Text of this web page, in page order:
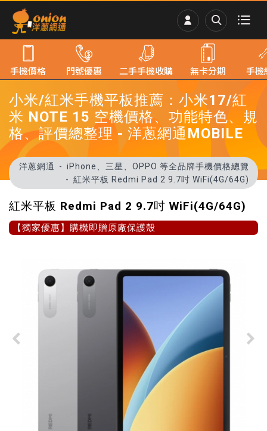
小米/紅米手機平板推薦：小米17/紅
米 NOTE 15 空機價格、功能特色、規
格、評價總整理 - 洋蔥網通MOBILE
洋蔥網通
iPhone、三星、OPPO 等全品牌手機價格總覽
紅米平板 Redmi Pad 2 9.7吋 WiFi(4G/64G)
紅米平板 Redmi Pad 2 9.7吋 WiFi(4G/64G)
【獨家優惠】購機即贈原廠保護殼
手機價格 門號優惠 二手手機收購 無卡分期 手機